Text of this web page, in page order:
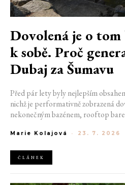
Dovolená je o
k sobě. Proč
Dubaj za Šumavu
Před pár lety byly nejlepším
nichž je performativně zobrazená
nekonečným bazénem, rooftop
horách. Ranní koupání v lomu. Výlet
Marie Kolajová - 23. 7. 2026
ČLÁNEK